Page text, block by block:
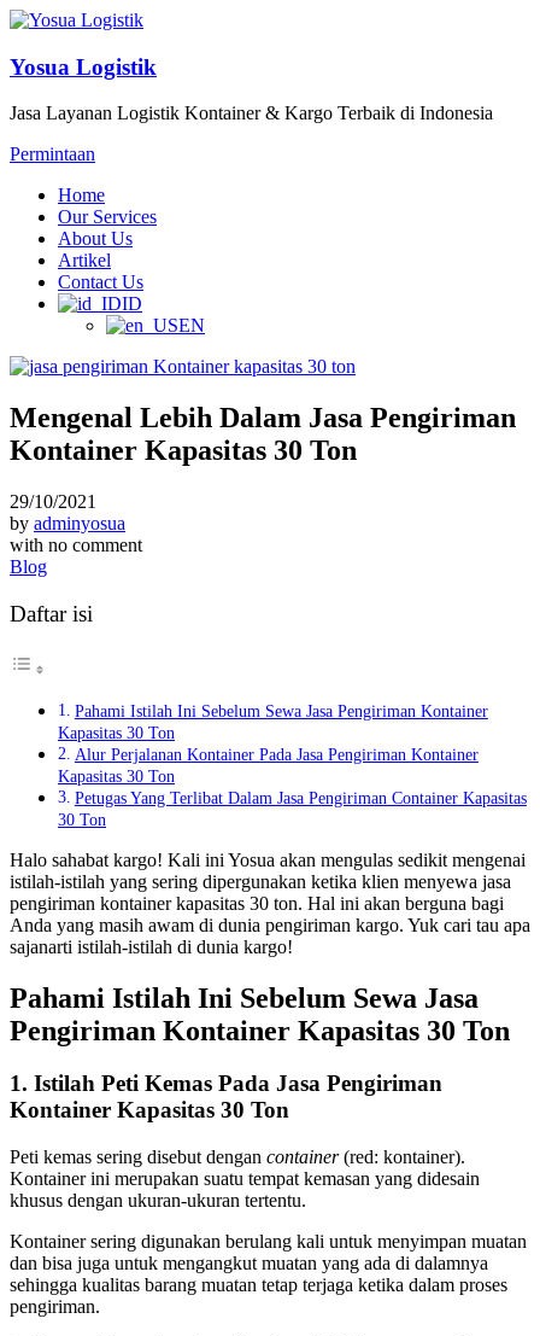
Yosua Logistik
Jasa Layanan Logistik Kontainer & Kargo Terbaik di Indonesia
Permintaan
Home
Our Services
About Us
Artikel
Contact Us
ID
EN
Mengenal Lebih Dalam Jasa Pengiriman
Kontainer Kapasitas 30 Ton
29/10/2021
by adminyosua
with no comment
Blog
Daftar isi
Pahami Istilah Ini Sebelum Sewa Jasa Pengiriman Kontainer
Kapasitas 30 Ton
Alur Perjalanan Kontainer Pada Jasa Pengiriman Kontainer
Kapasitas 30 Ton
Petugas Yang Terlibat Dalam Jasa Pengiriman Container Kapasitas
30 Ton
Halo sahabat kargo! Kali ini Yosua akan mengulas sedikit mengenai
istilah-istilah yang sering dipergunakan ketika klien menyewa jasa
pengiriman kontainer kapasitas 30 ton. Hal ini akan berguna bagi
Anda yang masih awam di dunia pengiriman kargo. Yuk cari tau apa
sajanarti istilah-istilah di dunia kargo!
Pahami Istilah Ini Sebelum Sewa Jasa
Pengiriman Kontainer Kapasitas 30 Ton
1. Istilah Peti Kemas Pada Jasa Pengiriman
Kontainer Kapasitas 30 Ton
Peti kemas sering disebut dengan container(red: kontainer).
Kontainer ini merupakan suatu tempat kemasan yang didesain
khusus dengan ukuran-ukuran tertentu.
Kontainer sering digunakan berulang kali untuk menyimpan muatan
dan bisa juga untuk mengangkut muatan yang ada di dalamnya
sehingga kualitas barang muatan tetap terjaga ketika dalam proses
pengiriman.